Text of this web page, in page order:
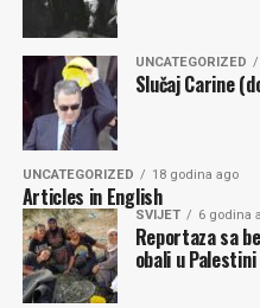
UNCATEGORIZED
Slučaj Carine
UNCATEGORIZED 18 godina ago
Articles in English
SVIJET 6 godina
Reportaza sa
obali u Palestini